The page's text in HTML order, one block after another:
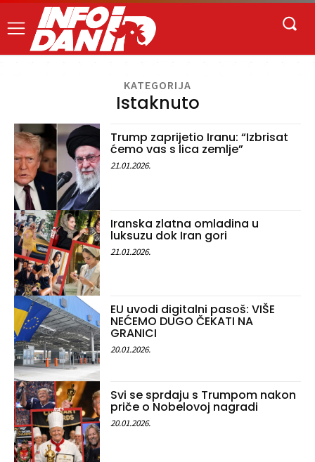
KATEGORIJA
Istaknuto
Trump zaprijetio Iranu: “Izbrisat
ćemo vas s lica zemlje”
21.01.2026.
Iranska zlatna omladina u
luksuzu dok Iran gori
21.01.2026.
EU uvodi digitalni pasoš: VIŠE
NEĆEMO DUGO ČEKATI NA
GRANICI
20.01.2026.
Svi se sprdaju s Trumpom nakon
priče o Nobelovoj nagradi
20.01.2026.